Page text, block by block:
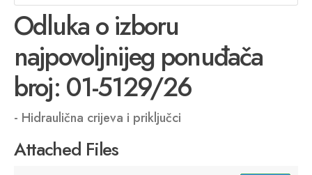
Odluka o izboru
najpovoljnijeg ponuđača
broj: 01-5129/26
- Hidraulična crijeva i priključci
Attached Files